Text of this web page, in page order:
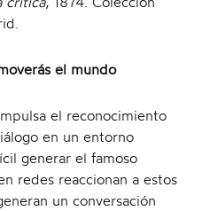
el mundo
el reconocimiento
en un entorno
generar el famoso
redes reaccionan a estos
un conversación